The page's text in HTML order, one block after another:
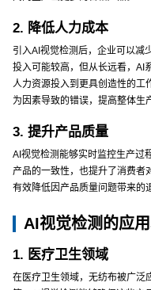
2. 降低人力成本
引入AI视觉检测后，企业可以减
投入可能较高，但从长远看，AI
人力资源投入到更具创造性的工
为因素导致的错误，提高整体生
3. 提升产品质量
AI视觉检测能够实时监控生产过
产品的一致性，也提升了消费者
有效降低因产品质量问题带来的
AI视觉检测的应
1. 医疗卫生领域
在医疗卫生领域，无纺布被广泛